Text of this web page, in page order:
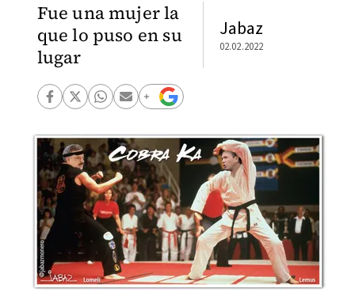
Fue una mujer la
que lo puso en su
lugar
Jabaz
02.02.2022